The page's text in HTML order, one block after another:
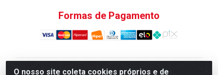
O nosso site coleta cookies próprios e de
Formas de Pagamento
Atacadao da Limpeza F. Pereira Queiroz Comercio e